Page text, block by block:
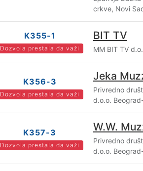
crkve, Novi
K355-1
Dozvola prestala da važi
BIT TV
MM BIT TV
K356-3
Dozvola prestala da važi
Jeka
Privredno
d.o.o.
K357-3
Dozvola prestala da važi
W.W.
Privredno
d.o.o.